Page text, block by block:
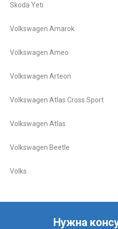
Skoda Yeti
Volkswagen Amarok
Volkswagen Ameo
Volkswagen Arteon
Volkswagen Atlas Cross Sport
Volkswagen Atlas
Volkswagen Beetle
Volks
Нужна